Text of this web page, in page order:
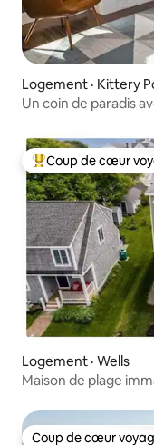
Logement · Kittery
Un coin de paradis
Coup de cœur
Coup de cœur
Logement · Wells
Maison de plage
Coup de cœur